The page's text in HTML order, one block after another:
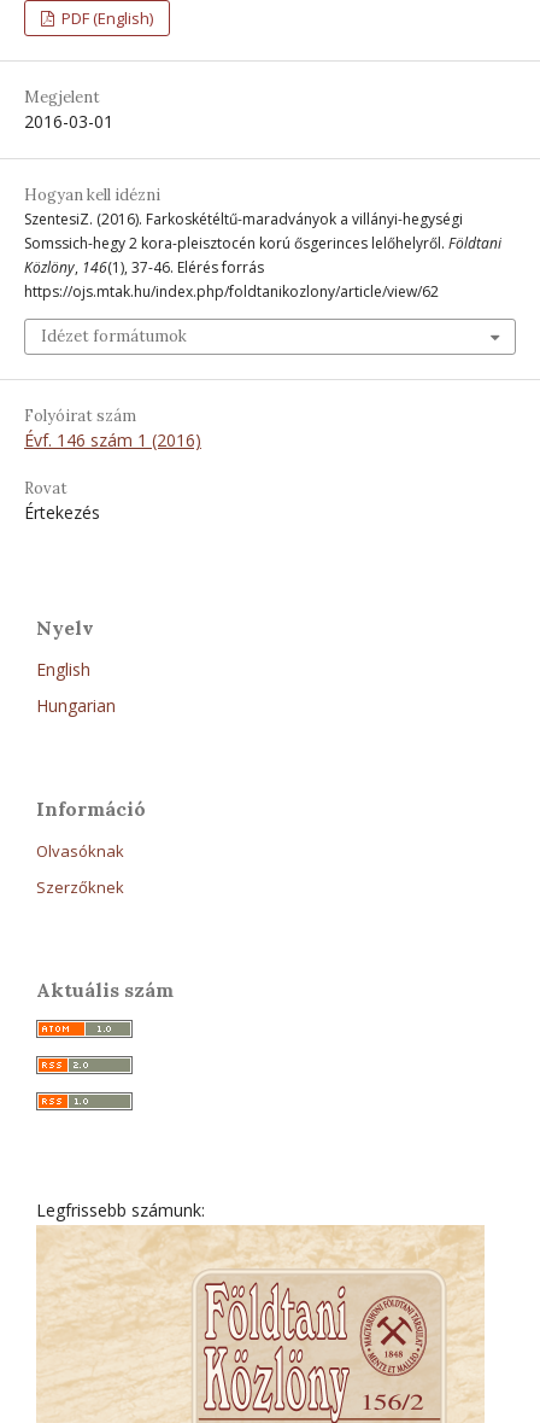
PDF (English)
Megjelent
2016-03-01
Hogyan kell idézni
SzentesiZ. (2016). Farkoskétéltű-maradványok a villányi-hegységi
Somssich-hegy 2 kora-pleisztocén korú ősgerinces lelőhelyről. Földtani
Közlöny, 146(1), 37-46. Elérés forrás
https://ojs.mtak.hu/index.php/foldtanikozlony/article/view/62
Idézet formátumok
Folyóirat szám
Évf. 146 szám 1 (2016)
Rovat
Értekezés
Nyelv
English
Hungarian
Információ
Olvasóknak
Szerzőknek
Aktuális szám
Legfrissebb számunk: